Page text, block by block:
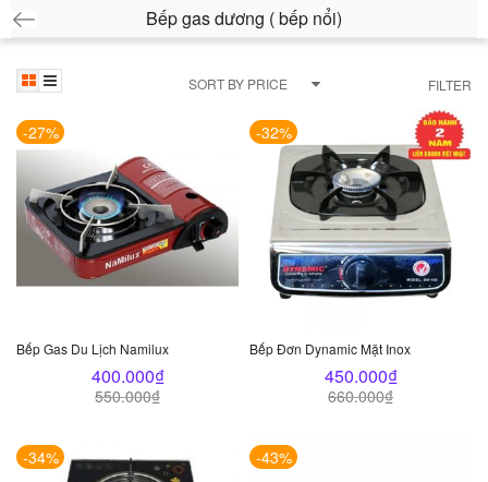
Bếp gas dương ( bếp nổi)
SORT BY PRICE FILTER
-27%
Bếp Gas Du Lịch Namilux
550.000₫
400.000₫
-32%
Bếp Đơn Dynamic Mặt Inox
660.000₫
450.000₫
-34% -43%